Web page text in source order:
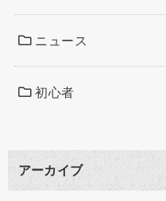
ニュース
初心者
アーカイブ